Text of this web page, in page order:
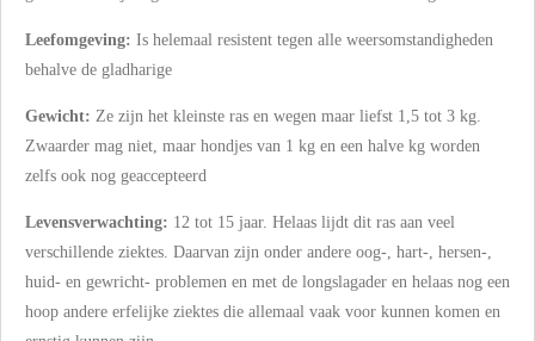
Leefomgeving: Is helemaal resistent tegen alle weersomstandigheden
behalve de gladharige
Gewicht: Ze zijn het kleinste ras en wegen maar liefst 1,5 tot 3 kg.
Zwaarder mag niet, maar hondjes van 1 kg en een halve kg worden
zelfs ook nog geaccepteerd
Levensverwachting: 12 tot 15 jaar. Helaas lijdt dit ras aan veel
verschillende ziektes. Daarvan zijn onder andere oog-, hart-, hersen-,
huid- en gewricht- problemen en met de longslagader en helaas nog een
hoop andere erfelijke ziektes die allemaal vaak voor kunnen komen en